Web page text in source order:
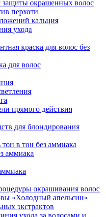
защиты окрашенных волос
перхоти
кальция
ухода
краска для волос без
для волос
прямого действия
для блондирования
в тон без аммиака
аммиака
окрашивания волос
«Холодный апельсин»
экстрактов
ухода за волосами и